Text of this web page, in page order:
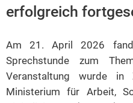
erfolgreich
Am 21. April 2026 fand
Sprechstunde zum
Veranstaltung wurde in
Ministerium für Arbeit,